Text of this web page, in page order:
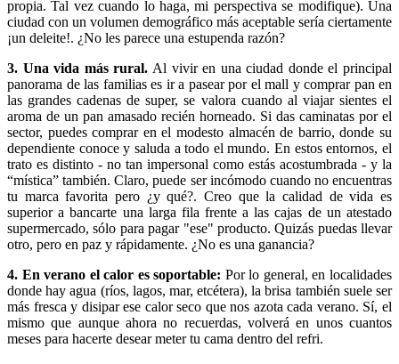
propia. Tal vez cuando lo haga, mi perspectiva se modifique). Una
ciudad con un volumen demográfico más aceptable sería ciertamente
¡un deleite!. ¿No les parece una estupenda razón?
3. Una vida más rural. Al vivir en una ciudad donde el principal
panorama de las familias es ir a pasear por el mall y comprar pan en
las grandes cadenas de super, se valora cuando al viajar sientes el
aroma de un pan amasado recién horneado. Si das caminatas por el
sector, puedes comprar en el modesto almacén de barrio, donde su
dependiente conoce y saluda a todo el mundo. En estos entornos, el
trato es distinto - no tan impersonal como estás acostumbrada - y la
“mística” también. Claro, puede ser incómodo cuando no encuentras
tu marca favorita pero ¿y qué?. Creo que la calidad de vida es
superior a bancarte una larga fila frente a las cajas de un atestado
supermercado, sólo para pagar "ese" producto. Quizás puedas llevar
otro, pero en paz y rápidamente. ¿No es una ganancia?
4. En verano el calor es soportable: Por lo general, en localidades
donde hay agua (ríos, lagos, mar, etcétera), la brisa también suele ser
más fresca y disipar ese calor seco que nos azota cada verano. Sí, el
mismo que aunque ahora no recuerdas, volverá en unos cuantos
meses para hacerte desear meter tu cama dentro del refri.